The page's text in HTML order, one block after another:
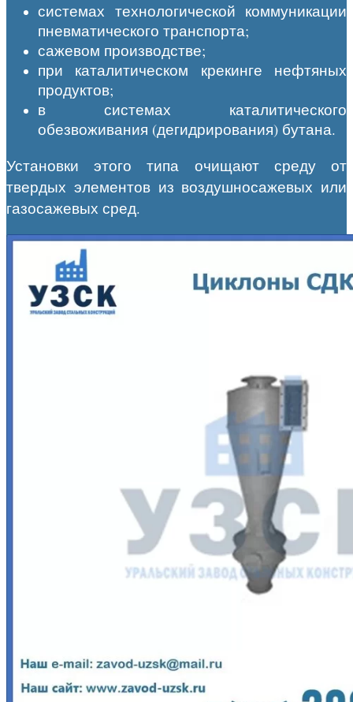
системах технологической коммуникации
пневматического транспорта;
сажевом производстве;
при каталитическом крекинге нефтяных
продуктов;
в системах каталитического
обезвоживания (дегидрирования) бутана.
Установки этого типа очищают среду от
твердых элементов из воздушносажевых или
газосажевых сред.